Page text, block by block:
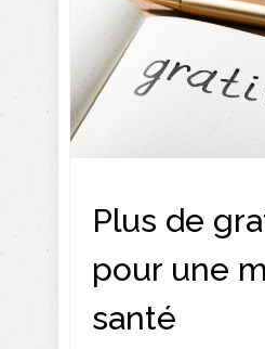
Plus de
pour une
santé